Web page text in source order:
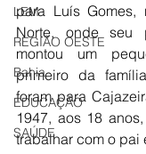
LEM
REGIÃO OESTE
Bahia
EDUCAÇÃO
SAÚDE
para Luís
Norte, onde seu
montou um
primeiro da
foram para
1947, aos 18
trabalhar com o pai